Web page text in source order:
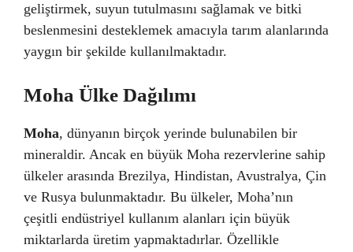
geliştirmek, suyun tutulmasını sağlamak ve bitki
beslenmesini desteklemek amacıyla tarım alanlarında
yaygın bir şekilde kullanılmaktadır.
Moha Ülke Dağılımı
Moha, dünyanın birçok yerinde bulunabilen bir
mineraldir. Ancak en büyük Moha rezervlerine sahip
ülkeler arasında Brezilya, Hindistan, Avustralya, Çin
ve Rusya bulunmaktadır. Bu ülkeler, Moha’nın
çeşitli endüstriyel kullanım alanları için büyük
miktarlarda üretim yapmaktadırlar. Özellikle